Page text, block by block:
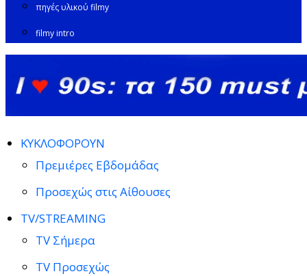
πηγές υλικού filmy
filmy intro
ΚΥΚΛΟΦΟΡΟΥΝ
Πρεμιέρες Εβδομάδας
Προσεχώς στις Αίθουσες
TV/STREAMING
TV Σήμερα
TV Προσεχώς